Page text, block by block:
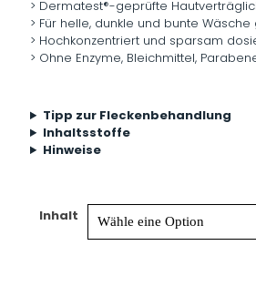
> Dermatest®-geprüfte
> Für helle, dunkle und bunte
> Hochkonzentriert und sparsam
> Ohne Enzyme, Bleichmittel,
Tipp zur Fleckenbehandlung
Inhaltsstoffe
Hinweise
Inhalt